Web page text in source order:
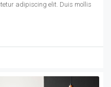
adipiscing elit. Duis mollis